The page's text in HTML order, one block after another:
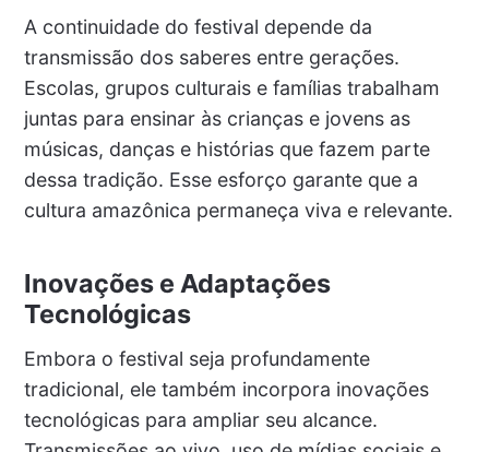
A continuidade do festival depende da
transmissão dos saberes entre gerações.
Escolas, grupos culturais e famílias trabalham
juntas para ensinar às crianças e jovens as
músicas, danças e histórias que fazem parte
dessa tradição. Esse esforço garante que a
cultura amazônica permaneça viva e relevante.
Inovações e Adaptações
Tecnológicas
Embora o festival seja profundamente
tradicional, ele também incorpora inovações
tecnológicas para ampliar seu alcance.